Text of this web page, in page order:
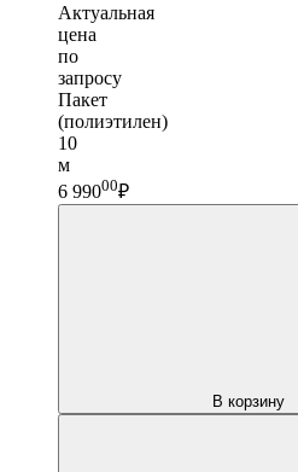
Актуальная
цена
по
запросу
Пакет
(полиэтилен)
10
м
6 99000₽
В корзину